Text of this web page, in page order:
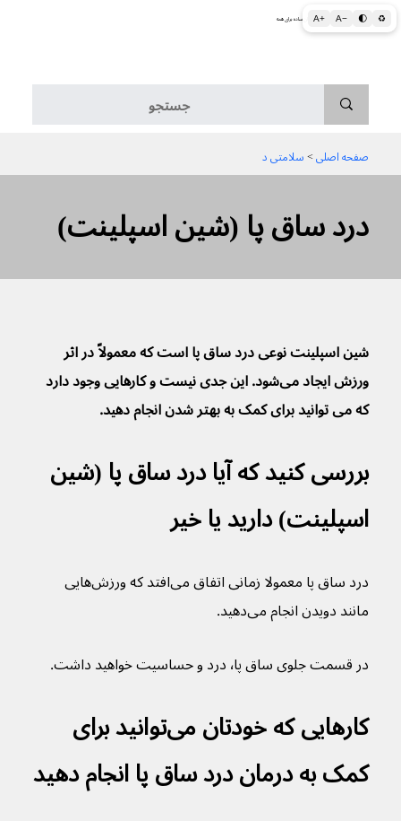
A+ A− 🌓 ♻ اطلاعات پزشکی و بهداشتی به زبان ساده برای همه
درد ساق پا (شین اسپلینت)
صفحه اصلی > سلامتی د
شین اسپلینت نوعی درد ساق پا است که معمولاً در اثر
ورزش ایجاد می‌شود. این جدی نیست و کارهایی وجود دارد
که می توانید برای کمک به بهتر شدن انجام دهید.
بررسی کنید که آیا درد ساق پا (شین
اسپلینت) دارید یا خیر
درد ساق پا معمولا زمانی اتفاق می‌افتد که ورزش‌هایی
مانند دویدن انجام می‌دهید.
در قسمت جلوی ساق پا٬ درد و حساسیت خواهید داشت.
کارهایی که خودتان می‌توانید برای
کمک به درمان درد ساق پا انجام دهید